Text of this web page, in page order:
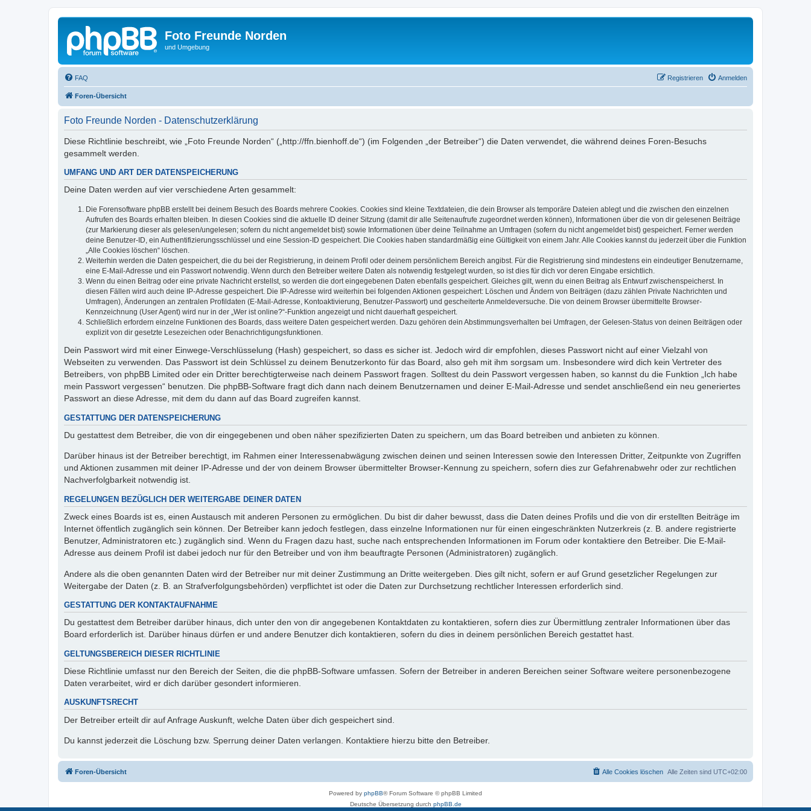
Foto Freunde Norden
und Umgebung
FAQ Anmelden
Registrieren
Foren-Übersicht
Foto Freunde Norden - Datenschutzerklärung
Diese Richtlinie beschreibt, wie „Foto Freunde Norden“ („http://ffn.bienhoff.de“) (im Folgenden „der Betreiber“) die Daten verwendet, die während deines Foren-Besuchs
gesammelt werden.
UMFANG UND ART DER DATENSPEICHERUNG
Deine Daten werden auf vier verschiedene Arten gesammelt:
Die Forensoftware phpBB erstellt bei deinem Besuch des Boards mehrere Cookies. Cookies sind kleine Textdateien, die dein Browser als temporäre Dateien ablegt und die zwischen den einzelnen
Aufrufen des Boards erhalten bleiben. In diesen Cookies sind die aktuelle ID deiner Sitzung (damit dir alle Seitenaufrufe zugeordnet werden können), Informationen über die von dir gelesenen Beiträge
(zur Markierung dieser als gelesen/ungelesen; sofern du nicht angemeldet bist) sowie Informationen über deine Teilnahme an Umfragen (sofern du nicht angemeldet bist) gespeichert. Ferner werden
deine Benutzer-ID, ein Authentifizierungsschlüssel und eine Session-ID gespeichert. Die Cookies haben standardmäßig eine Gültigkeit von einem Jahr. Alle Cookies kannst du jederzeit über die Funktion
„Alle Cookies löschen“ löschen.
Weiterhin werden die Daten gespeichert, die du bei der Registrierung, in deinem Profil oder deinem persönlichem Bereich angibst. Für die Registrierung sind mindestens ein eindeutiger Benutzername,
eine E-Mail-Adresse und ein Passwort notwendig. Wenn durch den Betreiber weitere Daten als notwendig festgelegt wurden, so ist dies für dich vor deren Eingabe ersichtlich.
Wenn du einen Beitrag oder eine private Nachricht erstellst, so werden die dort eingegebenen Daten ebenfalls gespeichert. Gleiches gilt, wenn du einen Beitrag als Entwurf zwischenspeicherst. In
diesen Fällen wird auch deine IP-Adresse gespeichert. Die IP-Adresse wird weiterhin bei folgenden Aktionen gespeichert: Löschen und Ändern von Beiträgen (dazu zählen Private Nachrichten und
Umfragen), Änderungen an zentralen Profildaten (E-Mail-Adresse, Kontoaktivierung, Benutzer-Passwort) und gescheiterte Anmeldeversuche. Die von deinem Browser übermittelte Browser-
Kennzeichnung (User Agent) wird nur in der „Wer ist online?“-Funktion angezeigt und nicht dauerhaft gespeichert.
Schließlich erfordern einzelne Funktionen des Boards, dass weitere Daten gespeichert werden. Dazu gehören dein Abstimmungsverhalten bei Umfragen, der Gelesen-Status von deinen Beiträgen oder
explizit von dir gesetzte Lesezeichen oder Benachrichtigungsfunktionen.
Dein Passwort wird mit einer Einwege-Verschlüsselung (Hash) gespeichert, so dass es sicher ist. Jedoch wird dir empfohlen, dieses Passwort nicht auf einer Vielzahl von
Webseiten zu verwenden. Das Passwort ist dein Schlüssel zu deinem Benutzerkonto für das Board, also geh mit ihm sorgsam um. Insbesondere wird dich kein Vertreter des
Betreibers, von phpBB Limited oder ein Dritter berechtigterweise nach deinem Passwort fragen. Solltest du dein Passwort vergessen haben, so kannst du die Funktion „Ich habe
mein Passwort vergessen“ benutzen. Die phpBB-Software fragt dich dann nach deinem Benutzernamen und deiner E-Mail-Adresse und sendet anschließend ein neu generiertes
Passwort an diese Adresse, mit dem du dann auf das Board zugreifen kannst.
GESTATTUNG DER DATENSPEICHERUNG
Du gestattest dem Betreiber, die von dir eingegebenen und oben näher spezifizierten Daten zu speichern, um das Board betreiben und anbieten zu können.
Darüber hinaus ist der Betreiber berechtigt, im Rahmen einer Interessenabwägung zwischen deinen und seinen Interessen sowie den Interessen Dritter, Zeitpunkte von Zugriffen
und Aktionen zusammen mit deiner IP-Adresse und der von deinem Browser übermittelter Browser-Kennung zu speichern, sofern dies zur Gefahrenabwehr oder zur rechtlichen
Nachverfolgbarkeit notwendig ist.
REGELUNGEN BEZÜGLICH DER WEITERGABE DEINER DATEN
Zweck eines Boards ist es, einen Austausch mit anderen Personen zu ermöglichen. Du bist dir daher bewusst, dass die Daten deines Profils und die von dir erstellten Beiträge im
Internet öffentlich zugänglich sein können. Der Betreiber kann jedoch festlegen, dass einzelne Informationen nur für einen eingeschränkten Nutzerkreis (z. B. andere registrierte
Benutzer, Administratoren etc.) zugänglich sind. Wenn du Fragen dazu hast, suche nach entsprechenden Informationen im Forum oder kontaktiere den Betreiber. Die E-Mail-
Adresse aus deinem Profil ist dabei jedoch nur für den Betreiber und von ihm beauftragte Personen (Administratoren) zugänglich.
Andere als die oben genannten Daten wird der Betreiber nur mit deiner Zustimmung an Dritte weitergeben. Dies gilt nicht, sofern er auf Grund gesetzlicher Regelungen zur
Weitergabe der Daten (z. B. an Strafverfolgungsbehörden) verpflichtet ist oder die Daten zur Durchsetzung rechtlicher Interessen erforderlich sind.
GESTATTUNG DER KONTAKTAUFNAHME
Du gestattest dem Betreiber darüber hinaus, dich unter den von dir angegebenen Kontaktdaten zu kontaktieren, sofern dies zur Übermittlung zentraler Informationen über das
Board erforderlich ist. Darüber hinaus dürfen er und andere Benutzer dich kontaktieren, sofern du dies in deinem persönlichen Bereich gestattet hast.
GELTUNGSBEREICH DIESER RICHTLINIE
Diese Richtlinie umfasst nur den Bereich der Seiten, die die phpBB-Software umfassen. Sofern der Betreiber in anderen Bereichen seiner Software weitere personenbezogene
Daten verarbeitet, wird er dich darüber gesondert informieren.
AUSKUNFTSRECHT
Der Betreiber erteilt dir auf Anfrage Auskunft, welche Daten über dich gespeichert sind.
Du kannst jederzeit die Löschung bzw. Sperrung deiner Daten verlangen. Kontaktiere hierzu bitte den Betreiber.
Foren-Übersicht Alle Zeiten sind UTC+02:00
Alle Cookies löschen
Powered by phpBB® Forum Software © phpBB Limited
Deutsche Übersetzung durch phpBB.de